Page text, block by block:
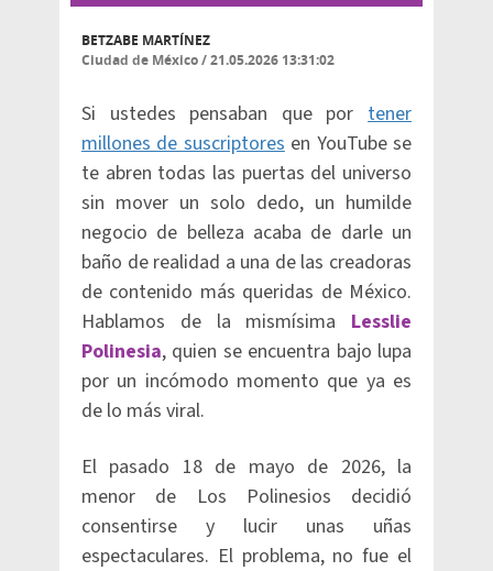
BETZABE MARTÍNEZ
Ciudad de México/21.05.2026 13:31:02
Si ustedes pensaban que por tener
millones de suscriptoresen YouTube se
te abren todas las puertas del universo
sin mover un solo dedo, un humilde
negocio de belleza acaba de darle un
baño de realidad a una de las creadoras
de contenido más queridas de México.
Hablamos de la mismísima Lesslie
Polinesia, quien se encuentra bajo lupa
por un incómodo momento que ya es
de lo más viral.
El pasado 18 de mayo de 2026, la
menor de Los Polinesios decidió
consentirse y lucir unas uñas
espectaculares. El problema, no fue el